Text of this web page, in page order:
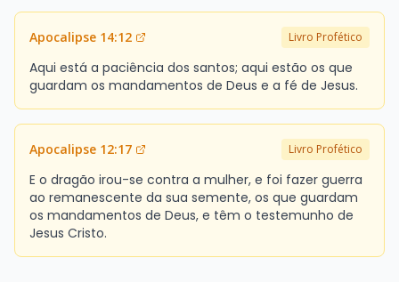
Apocalipse 14:12 Livro Profético
Aqui está a paciência dos santos; aqui estão os que
guardam os mandamentos de Deus e a fé de Jesus.
Apocalipse 12:17 Livro Profético
E o dragão irou-se contra a mulher, e foi fazer guerra
ao remanescente da sua semente, os que guardam
os mandamentos de Deus, e têm o testemunho de
Jesus Cristo.